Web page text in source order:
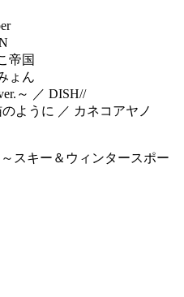
帝国
ょん
～ ／ DISH//
ように ／ カネコアヤノ
スキー＆ウィンタースポー